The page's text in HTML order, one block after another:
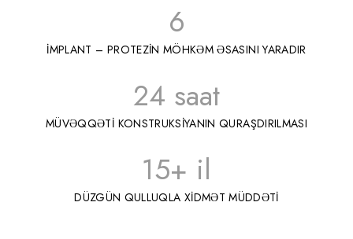
6
İMPLANT – PROTEZİN MÖHKƏM ƏSASINI YARADIR
24 saat
MÜVƏQQƏTİ KONSTRUKSİYANIN QURAŞDIRILMASI
15+ il
DÜZGÜN QULLUQLA XİDMƏT MÜDDƏTİ